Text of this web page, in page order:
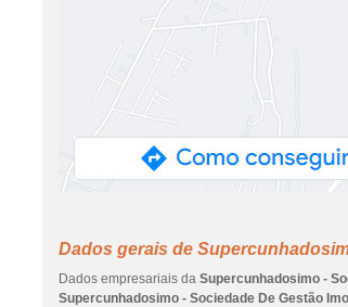
Dados gerais de
Dados empresariais da Supercunhadosimo -
Supercunhadosimo - Sociedade De Gestão